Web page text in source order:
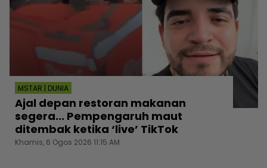
MSTAR | DUNIA
Ajal depan restoran makanan
segera... Pempengaruh maut
ditembak ketika ‘live’ TikTok
Khamis, 6 Ogos 2026 11:15 AM